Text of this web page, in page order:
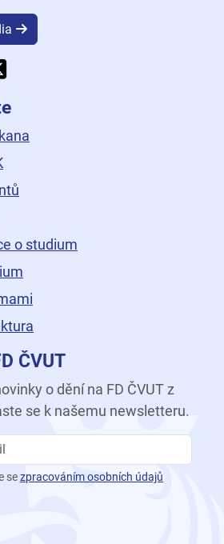
dopravní
Fakulty dopravní
Fakulty dopravní
o studium
ČVUT
o dění na FD ČVUT z
se k našemu newsletteru.
sezpracováním osobních údajů